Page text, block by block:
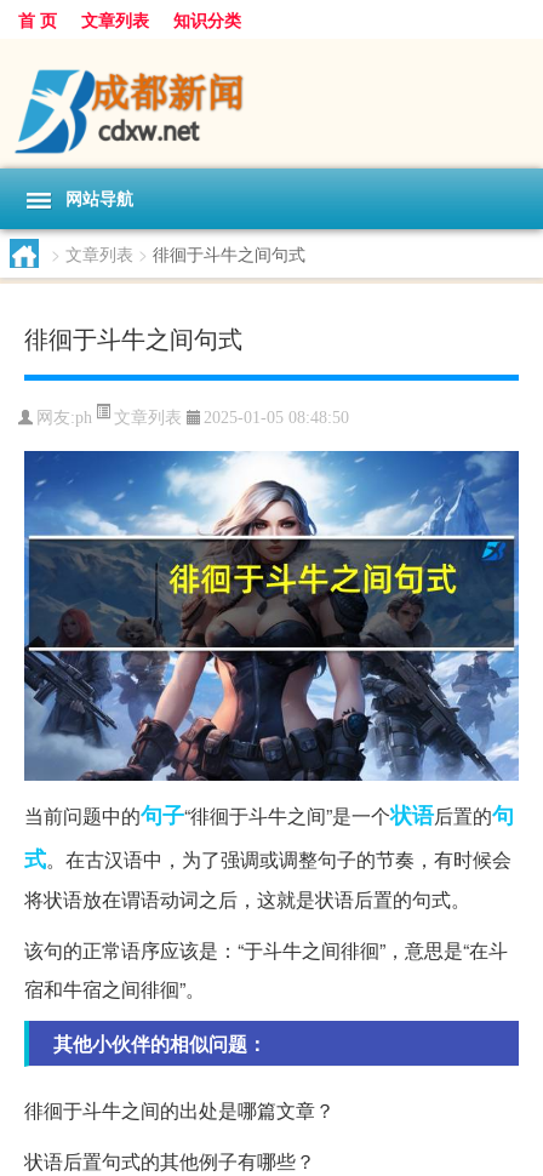
首 页 文章列表 知识分类
网站导航
> 文章列表 > 徘徊于斗牛之间句式
徘徊于斗牛之间句式
网友:ph 文章列表 2025-01-05 08:48:50
当前问题中的句子“徘徊于斗牛之间”是一个状语后置的句
式。在古汉语中，为了强调或调整句子的节奏，有时候会
将状语放在谓语动词之后，这就是状语后置的句式。
该句的正常语序应该是：“于斗牛之间徘徊”，意思是“在斗
宿和牛宿之间徘徊”。
其他小伙伴的相似问题：
徘徊于斗牛之间的出处是哪篇文章？
状语后置句式的其他例子有哪些？